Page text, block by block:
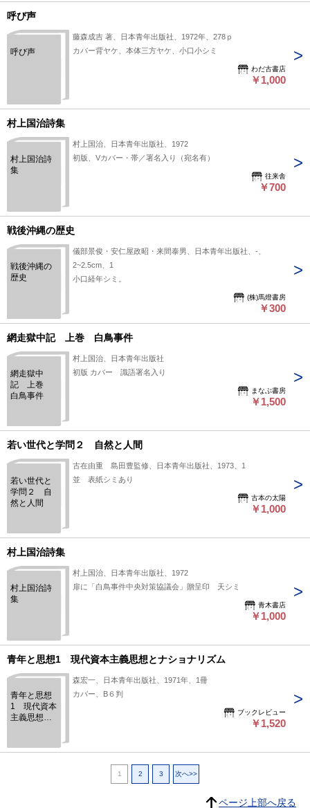
呼び声
呼び声
藤森成吉 著、日本青年出版社、1972年、278ｐ
カバー背ヤケ、本体三方ヤケ、小口小シミ
わだ古書店
￥1,000
村上国治詩集
村上国治詩
集
村上国治、日本青年出版社、1972
初版、Vカバー・帯／署名入り（宛名有）
往来舎
￥700
戦後沖縄の歴史
戦後沖縄の
歴史
儀部景俊・安仁屋政昭・来間泰男、日本青年出版社、-、
2~2.5cm、1
小口経年シミ。
(株)馬燈書房
￥300
網走獄中記 上巻 白鳥事件
網走獄中
記 上巻
白鳥事件
村上国治、日本青年出版社
初版 カバー 識語署名入り
まなぶ書房
￥1,500
若い世代と学問２ 自然と人間
若い世代と
学問２ 自
然と人間
古在由重 島田豊監修、日本青年出版社、1973、1
並 表紙シミあり
古本の太陽
￥1,000
村上国治詩集
村上国治詩
集
村上国治、日本青年出版社、1972
扉に「白鳥事件中央対策協議会」贈呈印 天シミ
青木書店
￥1,000
青年と思想1 現代資本主義思想とナショナリズム
青年と思想
1 現代資本
主義思想と
森宏一、日本青年出版社、1971年、1冊
カバー、B６判
ブックレビュー
￥1,520
1 2 3 次へ>>
ページ上部へ戻る